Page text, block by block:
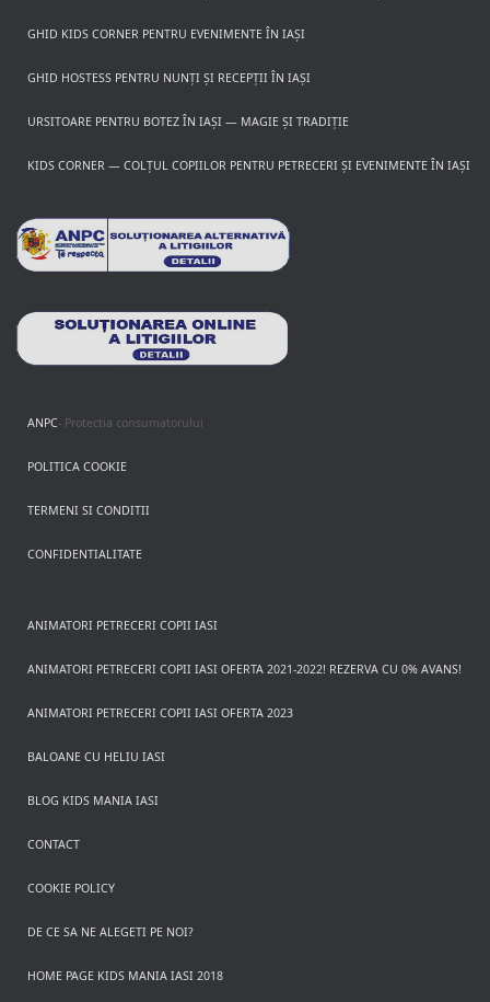
GHID KIDS CORNER PENTRU EVENIMENTE ÎN IAȘI
GHID HOSTESS PENTRU NUNȚI ȘI RECEPȚII ÎN IAȘI
URSITOARE PENTRU BOTEZ ÎN IAȘI — MAGIE ȘI TRADIȚIE
KIDS CORNER — COLȚUL COPIILOR PENTRU PETRECERI ȘI EVENIMENTE ÎN IAȘI
ANPC- Protectia consumatorului
POLITICA COOKIE
TERMENI SI CONDITII
CONFIDENTIALITATE
ANIMATORI PETRECERI COPII IASI
ANIMATORI PETRECERI COPII IASI OFERTA 2021-2022! REZERVA CU 0% AVANS!
ANIMATORI PETRECERI COPII IASI OFERTA 2023
BALOANE CU HELIU IASI
BLOG KIDS MANIA IASI
CONTACT
COOKIE POLICY
DE CE SA NE ALEGETI PE NOI?
HOME PAGE KIDS MANIA IASI 2018